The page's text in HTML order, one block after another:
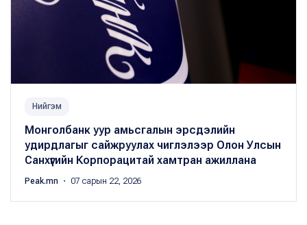
Нийгэм
Монголбанк уур амьсгалын эрсдэлийн
удирдлагыг сайжруулах чиглэлээр Олон Улсын
Санхүүгийн Корпорацитай хамтран ажиллана
Peak.mn ・ 07 сарын 22, 2026